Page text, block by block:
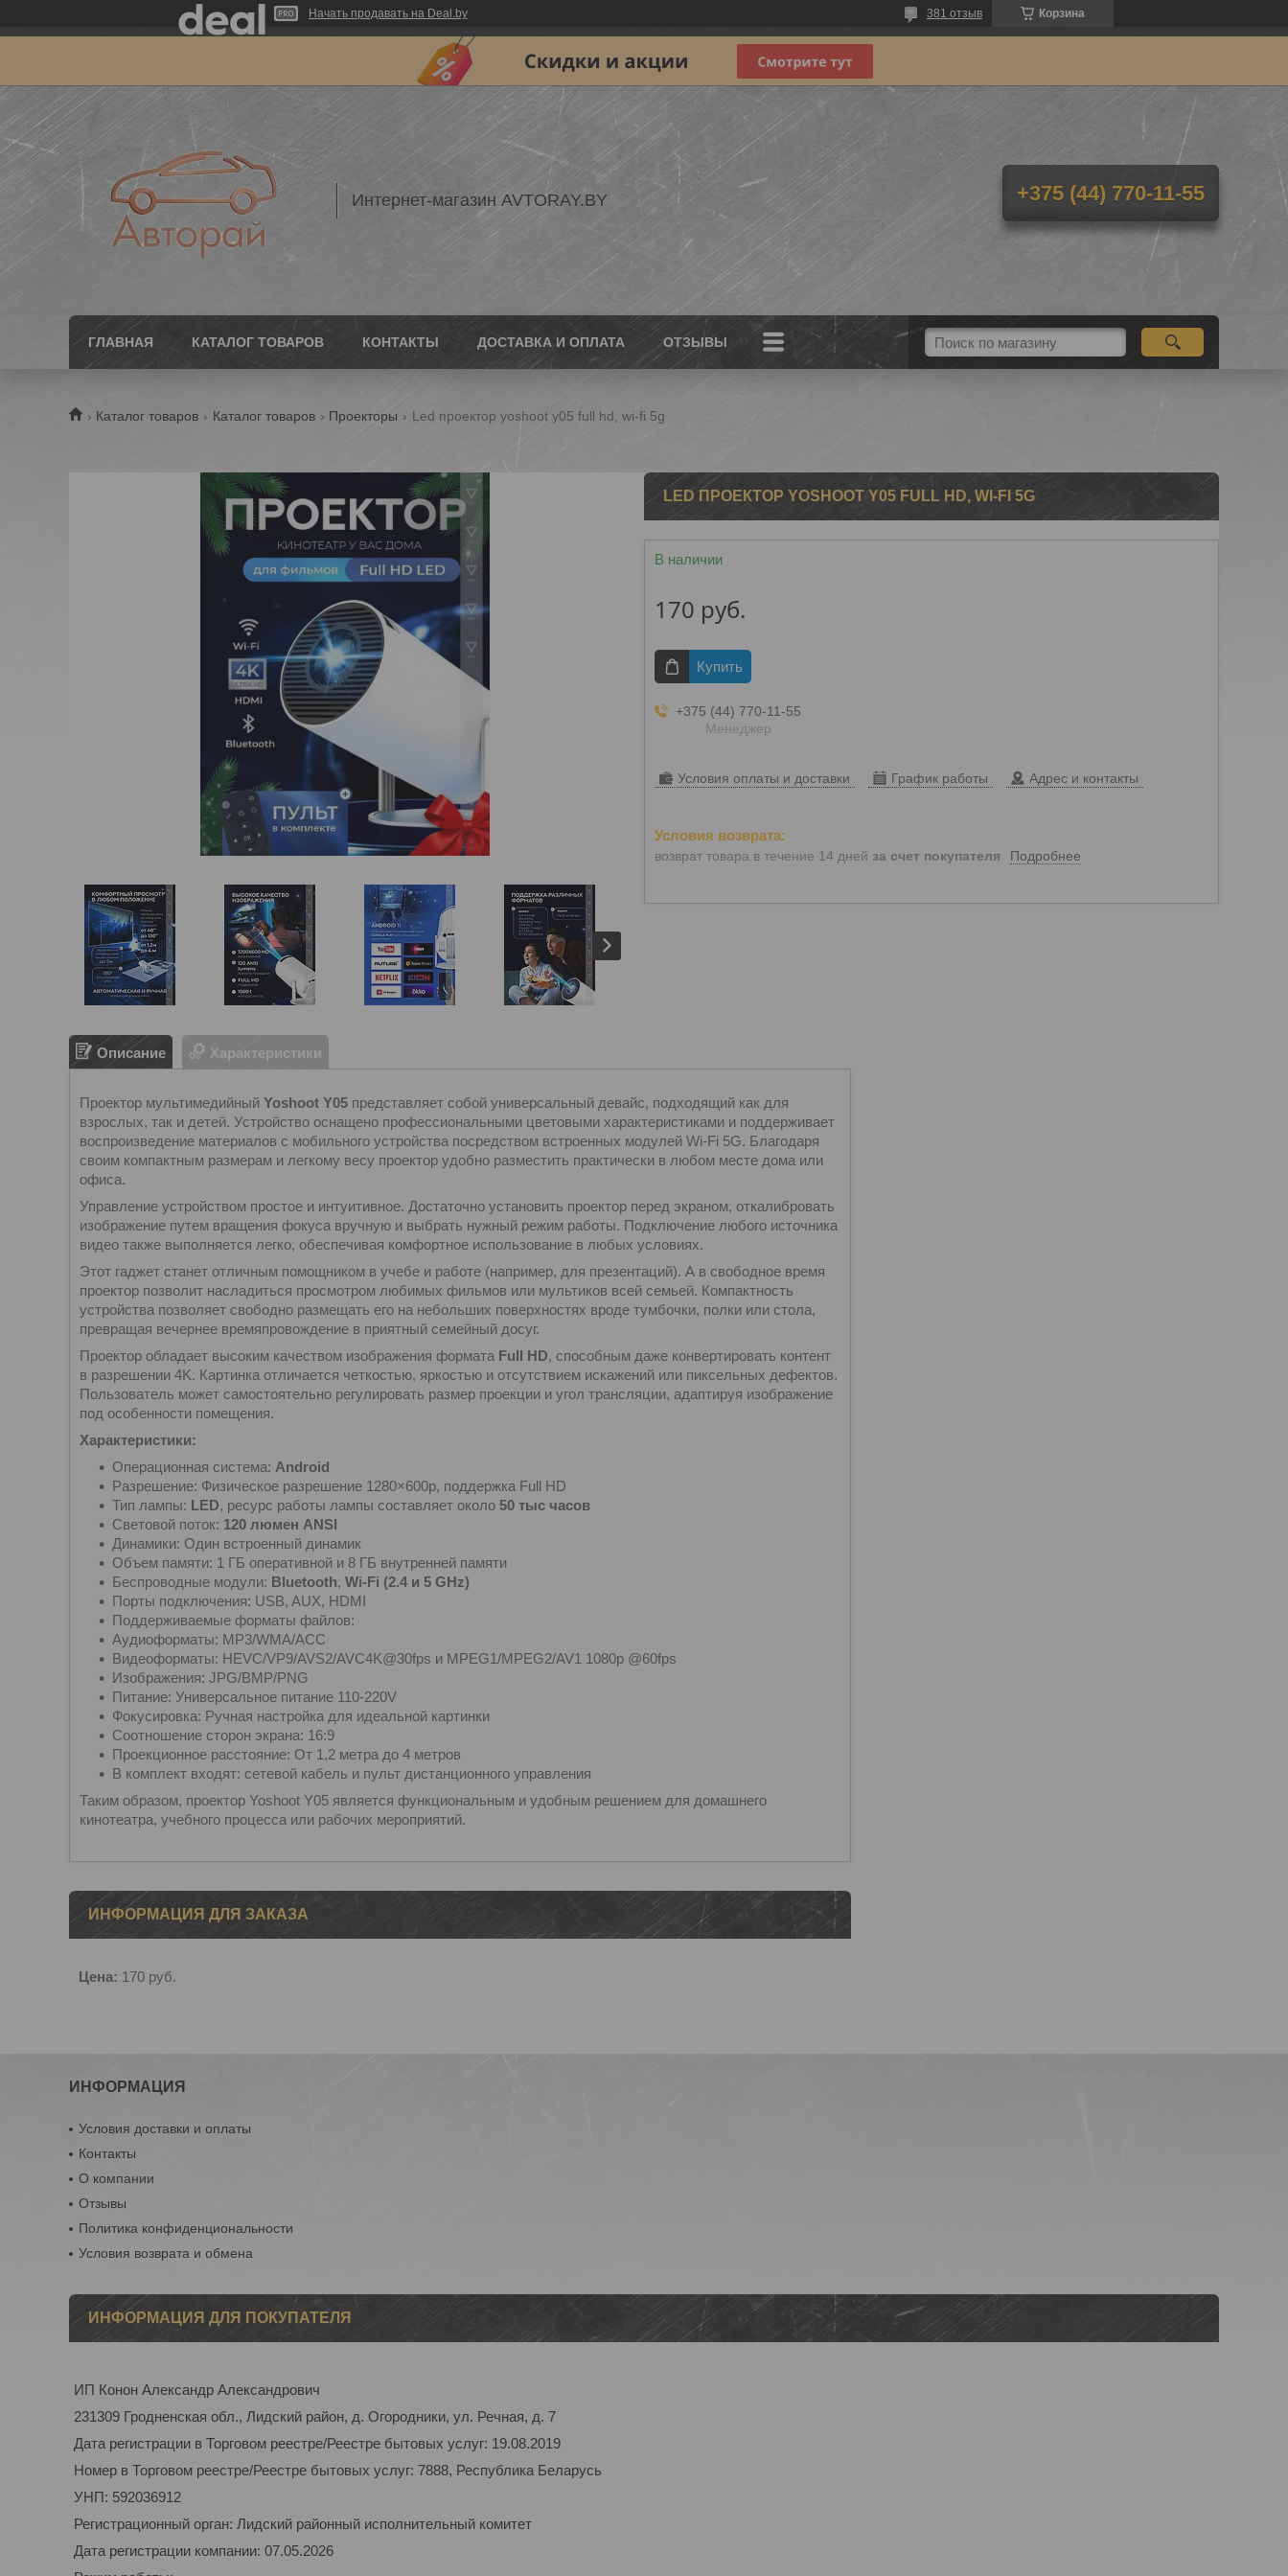
Начать продавать на Deal.by Корзина
381 отзыв
Интернет-магазин AVTORAY.BY +375 (44) 770-11-55
ГЛАВНАЯ КАТАЛОГ ТОВАРОВ КОНТАКТЫ ДОСТАВКА И ОПЛАТА ОТЗЫВЫ
Каталог товаров Каталог товаров Проекторы Led проектор yoshoot y05 full hd, wi-fi 5g
LED ПРОЕКТОР YOSHOOT Y05 FULL HD, WI-FI 5G
В наличии
170 руб.
Купить
+375 (44) 770-11-55
Менеджер
Условия оплаты и доставки График работы Адрес и контакты
возврат товара в течение 14 дней за счет покупателя Подробнее
Описание Характеристики
Проектор мультимедийный Yoshoot Y05 представляет собой универсальный девайс, подходящий как для
взрослых, так и детей. Устройство оснащено профессиональными цветовыми характеристиками и поддерживает
воспроизведение материалов с мобильного устройства посредством встроенных модулей Wi-Fi 5G. Благодаря
своим компактным размерам и легкому весу проектор удобно разместить практически в любом месте дома или
офиса.
Управление устройством простое и интуитивное. Достаточно установить проектор перед экраном, откалибровать
изображение путем вращения фокуса вручную и выбрать нужный режим работы. Подключение любого источника
видео также выполняется легко, обеспечивая комфортное использование в любых условиях.
Этот гаджет станет отличным помощником в учебе и работе (например, для презентаций). А в свободное время
проектор позволит насладиться просмотром любимых фильмов или мультиков всей семьей. Компактность
устройства позволяет свободно размещать его на небольших поверхностях вроде тумбочки, полки или стола,
превращая вечернее времяпровождение в приятный семейный досуг.
Проектор обладает высоким качеством изображения формата Full HD, способным даже конвертировать контент
в разрешении 4K. Картинка отличается четкостью, яркостью и отсутствием искажений или пиксельных дефектов.
Пользователь может самостоятельно регулировать размер проекции и угол трансляции, адаптируя изображение
под особенности помещения.
Характеристики:
Операционная система: Android
Разрешение: Физическое разрешение 1280×600p, поддержка Full HD
Тип лампы: LED, ресурс работы лампы составляет около 50 тыс часов
Световой поток: 120 люмен ANSI
Динамики: Один встроенный динамик
Объем памяти: 1 ГБ оперативной и 8 ГБ внутренней памяти
Беспроводные модули: Bluetooth, Wi-Fi (2.4 и 5 GHz)
Порты подключения: USB, AUX, HDMI
Поддерживаемые форматы файлов:
Аудиоформаты: MP3/WMA/ACC
Видеоформаты: HEVC/VP9/AVS2/AVC4K@30fps и MPEG1/MPEG2/AV1 1080p @60fps
Изображения: JPG/BMP/PNG
Питание: Универсальное питание 110-220V
Фокусировка: Ручная настройка для идеальной картинки
Соотношение сторон экрана: 16:9
Проекционное расстояние: От 1,2 метра до 4 метров
В комплект входят: сетевой кабель и пульт дистанционного управления
Таким образом, проектор Yoshoot Y05 является функциональным и удобным решением для домашнего
кинотеатра, учебного процесса или рабочих мероприятий.
ИНФОРМАЦИЯ ДЛЯ ЗАКАЗА
Цена: 170 руб.
ИНФОРМАЦИЯ
Условия доставки и оплаты
Контакты
О компании
Отзывы
Политика конфиденциональности
Условия возврата и обмена
ИНФОРМАЦИЯ ДЛЯ ПОКУПАТЕЛЯ
ИП Конон Александр Александрович
231309 Гродненская обл., Лидский район, д. Огородники, ул. Речная, д. 7
Дата регистрации в Торговом реестре/Реестре бытовых услуг: 19.08.2019
Номер в Торговом реестре/Реестре бытовых услуг: 7888, Республика Беларусь
УНП: 592036912
Регистрационный орган: Лидский районный исполнительный комитет
Дата регистрации компании: 07.05.2026